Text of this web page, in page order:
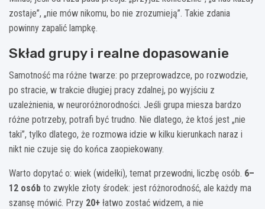
zostaje”, „nie mów nikomu, bo nie zrozumieją”. Takie zdania
powinny zapalić lampkę.
Skład grupy i realne dopasowanie
Samotność ma różne twarze: po przeprowadzce, po rozwodzie,
po stracie, w trakcie długiej pracy zdalnej, po wyjściu z
uzależnienia, w neuroróżnorodności. Jeśli grupa miesza bardzo
różne potrzeby, potrafi być trudno. Nie dlatego, że ktoś jest „nie
taki”, tylko dlatego, że rozmowa idzie w kilku kierunkach naraz i
nikt nie czuje się do końca zaopiekowany.
Warto dopytać o: wiek (widełki), temat przewodni, liczbę osób. 6–
12 osób to zwykle złoty środek: jest różnorodność, ale każdy ma
szansę mówić. Przy 20+ łatwo zostać widzem, a nie